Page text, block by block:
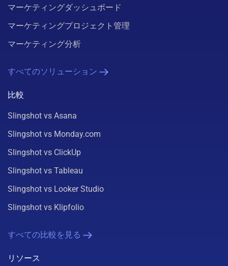
マーケティングダッシュボード
マーケティングプロジェクト管理
マーケティング分析
すべてのソリューション
比較
Slingshot vs Asana
Slingshot vs Monday.com
Slingshot vs ClickUp
Slingshot vs Tableau
Slingshot vs Looker Studio
Slingshot vs Klipfolio
すべての比較を見る
リソース